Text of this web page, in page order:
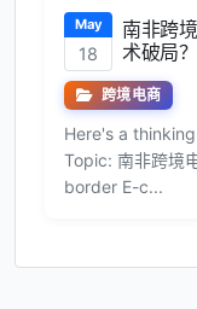
May
18
南非跨
术破局？
跨境电商
Here's a
Topic: 南非跨境
border E-c...